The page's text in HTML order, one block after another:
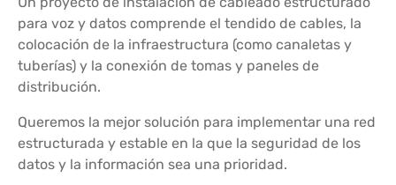
para voz y datos comprende el tendido de cables, la
colocación de la infraestructura (como canaletas y
tuberías) y la conexión de tomas y paneles de
distribución.
Queremos la mejor solución para implementar una red
estructurada y estable en la que la seguridad de los
datos y la información sea una prioridad.